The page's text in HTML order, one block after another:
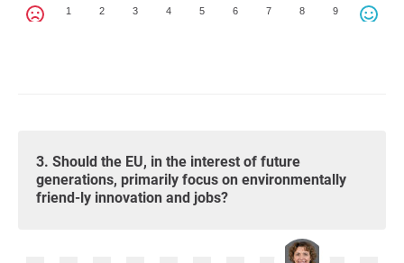
1 2 3 4 5 6 7 8 9
3. Should the EU, in the interest of future
generations, primarily focus on environmentally
friend-ly innovation and jobs?